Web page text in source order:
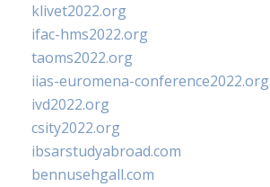
klivet2022.org
ifac-hms2022.org
taoms2022.org
iias-euromena-conference2022.org
ivd2022.org
csity2022.org
ibsarstudyabroad.com
bennusehgall.com